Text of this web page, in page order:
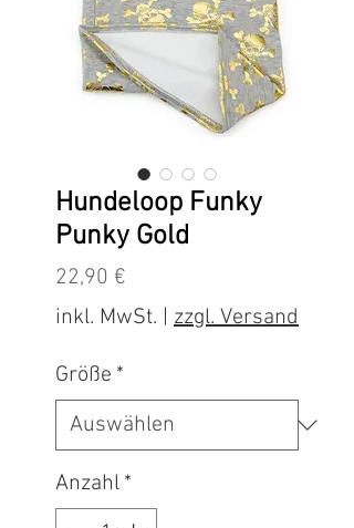
Hundeloop Funky
Punky Gold
22,90 €
inkl. MwSt.
zzgl. Versand
Größe *
Anzahl *